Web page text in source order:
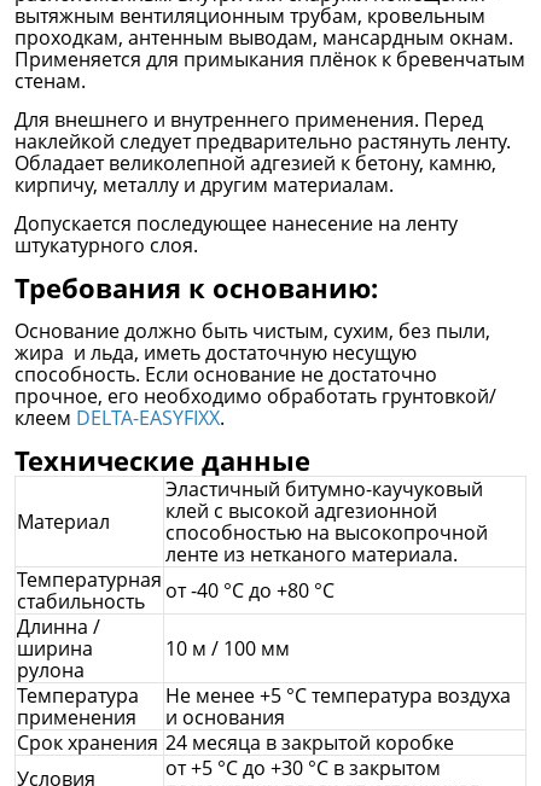
вытяжным вентиляционным трубам, кровельным
проходкам, антенным выводам, мансардным окнам.
Применяется для примыкания плёнок к бревенчатым
стенам.
Для внешнего и внутреннего применения. Перед
наклейкой следует предварительно растянуть ленту.
Обладает великолепной адгезией к бетону, камню,
кирпичу, металлу и другим материалам.
Допускается последующее нанесение на ленту
штукатурного слоя.
Требования к основанию:
Основание должно быть чистым, сухим, без пыли,
жира и льда, иметь достаточную несущую
способность. Если основание не достаточно
прочное, его необходимо обработать грунтовкой/
клеем DELTA-EASYFIXX.
Технические данные
Материал
Эластичный битумно-каучуковый
клей с высокой адгезионной
способностью на высокопрочной
ленте из нетканого материала.
Температурная
стабильность
от -40 °C до +80 °C
Длинна /
ширина
рулона
10 м / 100 мм
Температура
применения
Не менее +5 °C температура воздуха
и основания
Срок хранения 24 месяца в закрытой коробке
Условия
от +5 °C до +30 °C в закрытом